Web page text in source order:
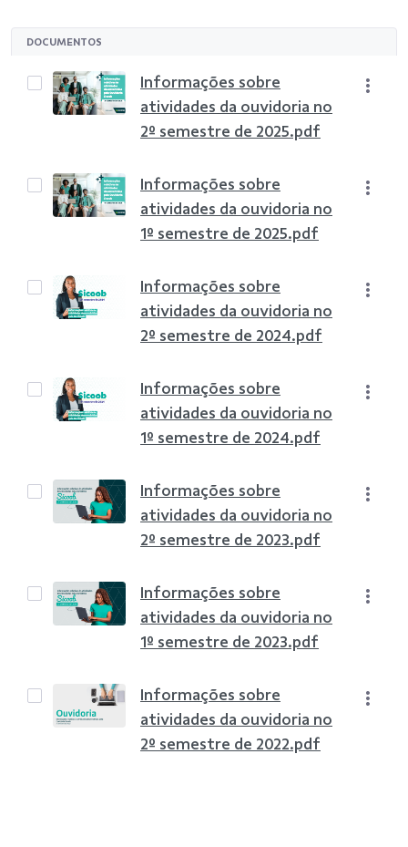
DOCUMENTOS
Informações sobre
atividades da ouvidoria no
2º semestre de 2025.pdf
Informações sobre
atividades da ouvidoria no
1º semestre de 2025.pdf
Informações sobre
atividades da ouvidoria no
2º semestre de 2024.pdf
Informações sobre
atividades da ouvidoria no
1º semestre de 2024.pdf
Informações sobre
atividades da ouvidoria no
2º semestre de 2023.pdf
Informações sobre
atividades da ouvidoria no
1º semestre de 2023.pdf
Informações sobre
atividades da ouvidoria no
2º semestre de 2022.pdf